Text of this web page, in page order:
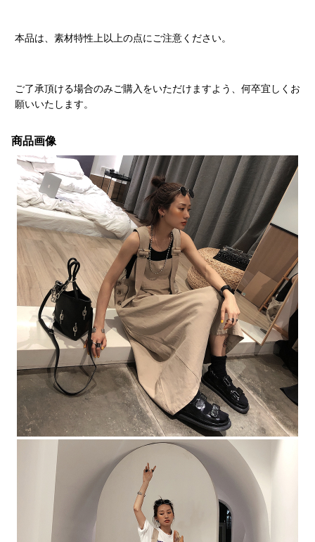
本品は、素材特性上以上の点にご注意ください。
ご了承頂ける場合のみご購入をいただけますよう、何卒宜しくお
願いいたします。
商品画像